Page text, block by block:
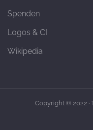
Spenden
Logos & CI
Wikipedia
Copyright © 2022 ·